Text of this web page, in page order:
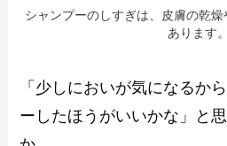
シャンプーのしすぎは、皮膚の乾
あります。
「少しにおいが気になるか
ーしたほうがいいかな」と